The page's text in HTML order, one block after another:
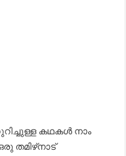
കഥകൾ നാം
തമിഴ്‌നാട്